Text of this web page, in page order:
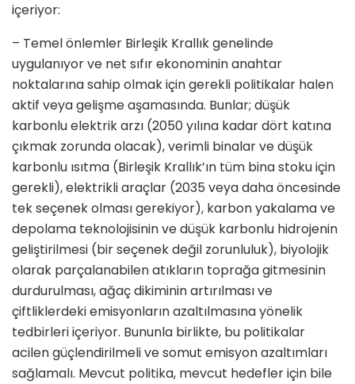
içeriyor:
– Temel önlemler Birleşik Krallık genelinde
uygulanıyor ve net sıfır ekonominin anahtar
noktalarına sahip olmak için gerekli politikalar halen
aktif veya gelişme aşamasında. Bunlar; düşük
karbonlu elektrik arzı (2050 yılına kadar dört katına
çıkmak zorunda olacak), verimli binalar ve düşük
karbonlu ısıtma (Birleşik Krallık’ın tüm bina stoku için
gerekli), elektrikli araçlar (2035 veya daha öncesinde
tek seçenek olması gerekiyor), karbon yakalama ve
depolama teknolojisinin ve düşük karbonlu hidrojenin
geliştirilmesi (bir seçenek değil zorunluluk), biyolojik
olarak parçalanabilen atıkların toprağa gitmesinin
durdurulması, ağaç dikiminin artırılması ve
çiftliklerdeki emisyonların azaltılmasına yönelik
tedbirleri içeriyor. Bununla birlikte, bu politikalar
acilen güçlendirilmeli ve somut emisyon azaltımları
sağlamalı. Mevcut politika, mevcut hedefler için bile